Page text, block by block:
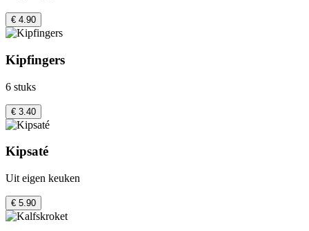
€ 4.90
Kipfingers
6 stuks
€ 3.40
Kipsaté
Uit eigen keuken
€ 5.90